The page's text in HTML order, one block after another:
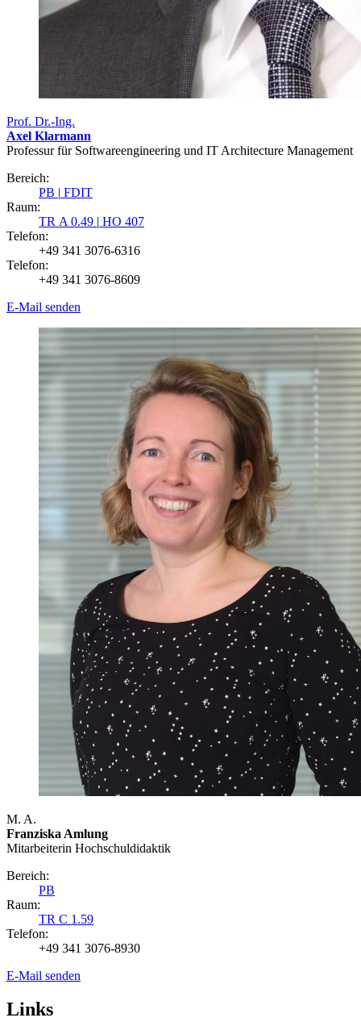
Prof. Dr.-Ing.
Axel Klarmann
Professur für Softwareengineering und IT Architecture Management
Bereich:
PB | FDIT
Raum:
TR A 0.49 | HO 407
Telefon:
+49 341 3076-6316
Telefon:
+49 341 3076-8609
E-Mail senden
M. A.
Franziska Amlung
Mitarbeiterin Hochschuldidaktik
Bereich:
PB
Raum:
TR C 1.59
Telefon:
+49 341 3076-8930
E-Mail senden
Links